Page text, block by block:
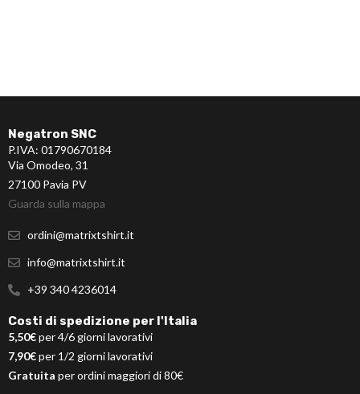
Negatron SNC
P.IVA: 01790670184
Via Omodeo, 31
27100 Pavia PV
Guarda sulla mappa
ordini@matrixtshirt.it
info@matrixtshirt.it
+39 340 4236014
Costi di spedizione per l'Italia
5,50€per 4/6 giorni lavorativi
7,90€per 1/2 giorni lavorativi
Gratuita per ordini maggiori di 80€